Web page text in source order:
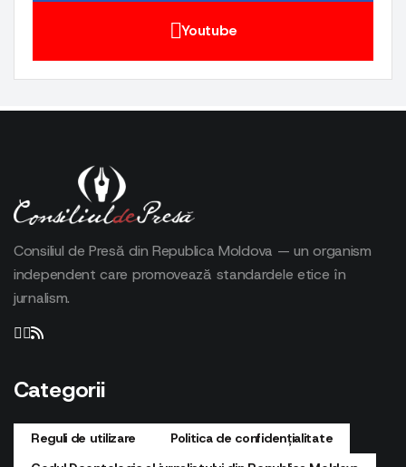
Youtube
Consiliul de Presă din Republica Moldova — un organism
independent care promovează standardele etice în
jurnalism.
Categorii
Reguli de utilizare
Politica de confidențialitate